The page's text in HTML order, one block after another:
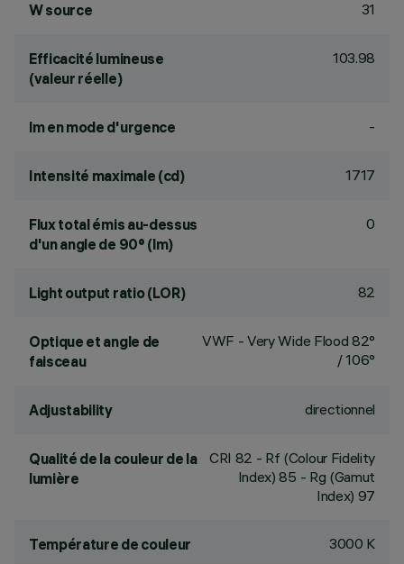
W source 31
Efficacité lumineuse
(valeur réelle)
103.98
lm en mode d'urgence -
Intensité maximale (cd) 1717
Flux total émis au-dessus
d'un angle de 90° (lm)
0
Light output ratio (LOR) 82
Optique et angle de
faisceau
VWF - Very Wide Flood 82°
/ 106°
Adjustability directionnel
Qualité de la couleur de la
lumière
CRI 82 - Rf (Colour Fidelity
Index) 85 - Rg (Gamut
Index) 97
Température de couleur 3000 K